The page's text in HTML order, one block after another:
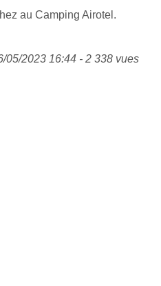
au Camping Airotel.
05/2023 16:44 - 2 338 vues